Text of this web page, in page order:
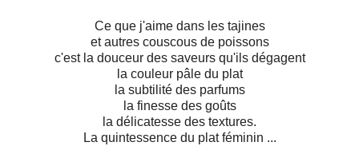
Ce que j'aime dans les tajines
et autres couscous de poissons
c'est la douceur des saveurs qu'ils dégagent
la couleur pâle du plat
la subtilité des parfums
la finesse des goûts
la délicatesse des textures.
La quintessence du plat féminin ...